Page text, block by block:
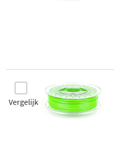
Vergelijk